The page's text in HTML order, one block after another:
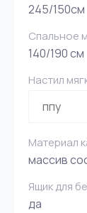
245/150см
Спальное
140/190 см
Настил
Материал
массив
Ящик для
да